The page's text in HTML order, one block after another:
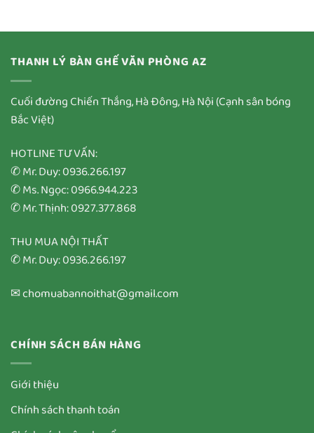
THANH LÝ BÀN GHẾ VĂN PHÒNG AZ
Cuối đường Chiến Thắng, Hà Đông, Hà Nội (Cạnh sân bóng
Bắc Việt)
HOTLINE TƯ VẤN:
✆ Mr. Duy: 0936.266.197
✆ Ms. Ngọc: 0966.944.223
✆ Mr. Thịnh: 0927.377.868
THU MUA NỘI THẤT
✆ Mr. Duy: 0936.266.197
✉ chomuabannoithat@gmail.com
CHÍNH SÁCH BÁN HÀNG
Giới thiệu
Chính sách thanh toán